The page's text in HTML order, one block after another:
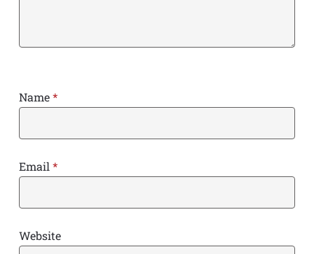
Name*
Email *
Website